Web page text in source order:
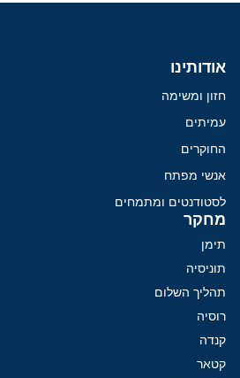
אודותינו
חזון ומשימה
עמיתים
החוקרים
אנשי מפתח
לסטודנטים ומתמחים
מחקר
תימן
תוניסיה
תהליך השלום
רוסיה
קנדה
קטאר